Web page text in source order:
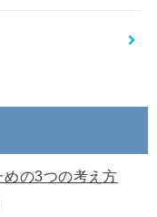
の3つの考え方